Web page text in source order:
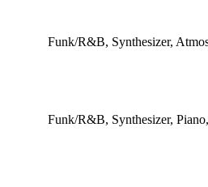
Funk/R&B, Synthesizer,
Funk/R&B, Synthesizer,